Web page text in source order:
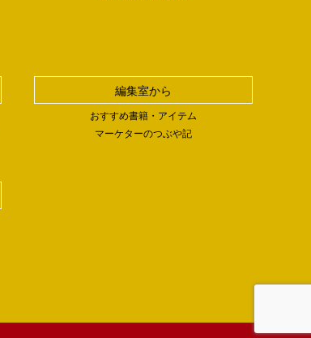
編集室から
おすすめ書籍・アイテム
マーケターのつぶや記